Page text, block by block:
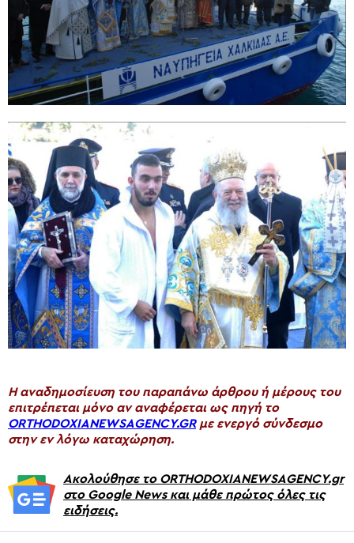
H αναδημοσίευση του παραπάνω άρθρου ή μέρους του
επιτρέπεται μόνο αν αναφέρεται ως πηγή το
ORTHODOXIANEWSAGENCY.GRμε ενεργό σύνδεσμο
στην εν λόγω καταχώρηση.
Ακολούθησε το ORTHODOXIANEWSAGENCY.gr
στο Google News και μάθε πρώτος όλες τις
ειδήσεις.